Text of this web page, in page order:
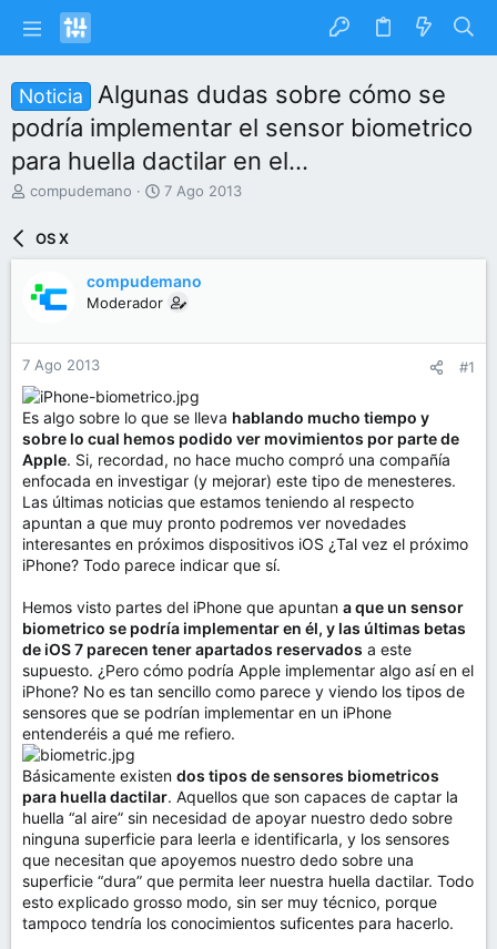
Noticia
Algunas dudas sobre cómo se
podría implementar el sensor biometrico
para huella dactilar en el...
I
a
r
d
e
l
t
e
m
a
compudemano
F
d
e
n
o
7 Ago 2013
OS X
compudemano
Moderador
7 Ago 2013 #1
Es algo sobre lo que se lleva hablando mucho tiempo y
sobre lo cual hemos podido ver movimientos por parte de
Apple. Si, recordad, no hace mucho compró una compañía
enfocada en investigar (y mejorar) este tipo de menesteres.
Las últimas noticias que estamos teniendo al respecto
apuntan a que muy pronto podremos ver novedades
interesantes en próximos dispositivos iOS ¿Tal vez el próximo
iPhone? Todo parece indicar que sí.
Hemos visto partes del iPhone que apuntan a que un sensor
biometrico se podría implementar en él, y las últimas betas
de iOS 7 parecen tener apartados reservados a este
supuesto. ¿Pero cómo podría Apple implementar algo así en el
iPhone? No es tan sencillo como parece y viendo los tipos de
sensores que se podrían implementar en un iPhone
entenderéis a qué me refiero.
Básicamente existen dos tipos de sensores biometricos
para huella dactilar. Aquellos que son capaces de captar la
huella “al aire” sin necesidad de apoyar nuestro dedo sobre
ninguna superficie para leerla e identificarla, y los sensores
que necesitan que apoyemos nuestro dedo sobre una
superficie “dura” que permita leer nuestra huella dactilar. Todo
esto explicado grosso modo, sin ser muy técnico, porque
tampoco tendría los conocimientos suficentes para hacerlo.